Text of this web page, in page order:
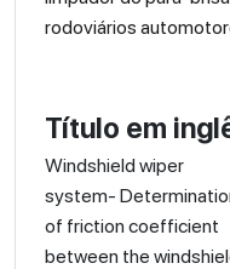
rodoviários
Título em
Windshield wiper
system-
of friction coefficient
between the